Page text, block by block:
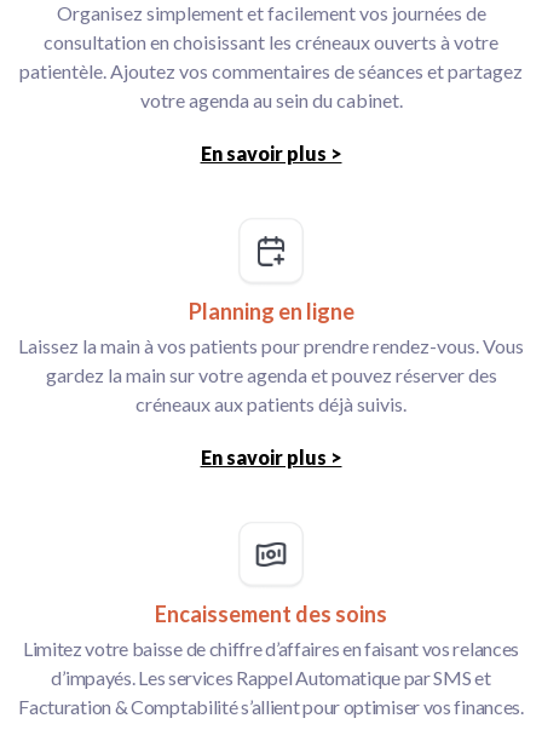
Organisez simplement et facilement vos journées de
consultation en choisissant les créneaux ouverts à votre
patientèle. Ajoutez vos commentaires de séances et partagez
votre agenda au sein du cabinet.
En savoir plus >
Planning en ligne
Laissez la main à vos patients pour prendre rendez-vous. Vous
gardez la main sur votre agenda et pouvez réserver des
créneaux aux patients déjà suivis.
En savoir plus >
Encaissement des soins
Limitez votre baisse de chiffre d’affaires en faisant vos relances
d’impayés. Les services Rappel Automatique par SMS et
Facturation & Comptabilité s’allient pour optimiser vos finances.